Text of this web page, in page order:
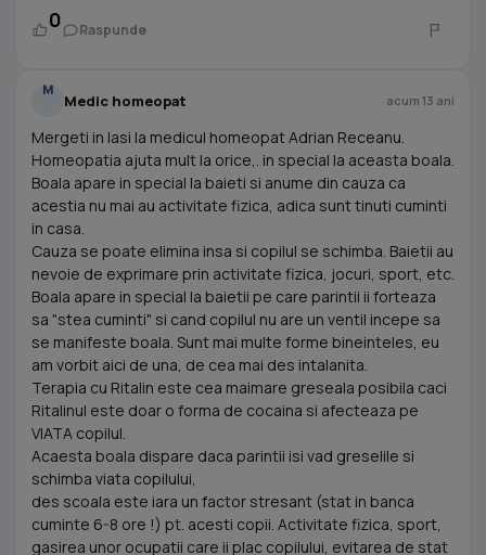
0 Raspunde
M
Medic homeopat acum 13 ani
Mergeti in Iasi la medicul homeopat Adrian Receanu.
Homeopatia ajuta mult la orice,. in special la aceasta boala.
Boala apare in special la baieti si anume din cauza ca
acestia nu mai au activitate fizica, adica sunt tinuti cuminti
in casa.
Cauza se poate elimina insa si copilul se schimba. Baietii au
nevoie de exprimare prin activitate fizica, jocuri, sport, etc.
Boala apare in special la baietii pe care parintii ii forteaza
sa "stea cuminti" si cand copilul nu are un ventil incepe sa
se manifeste boala. Sunt mai multe forme bineinteles, eu
am vorbit aici de una, de cea mai des intalanita.
Terapia cu Ritalin este cea maimare greseala posibila caci
Ritalinul este doar o forma de cocaina si afecteaza pe
VIATA copilul.
Acaesta boala dispare daca parintii isi vad greselile si
schimba viata copilului,
des scoala este iara un factor stresant (stat in banca
cuminte 6-8 ore !) pt. acesti copii. Activitate fizica, sport,
gasirea unor ocupatii care ii plac copilului, evitarea de stat